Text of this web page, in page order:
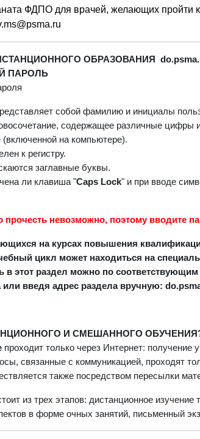
ФДПО для врачей, желающих пройти
ОБРАЗОВАНИЯ do.psma.
ПАРОЛЬ
собой фамилию и инициалы
содержащее различные цифры
(включенной на компьютере).
к регистру.
заглавные буквы.
ли клавиша "Caps Lock" и при вводе
прочесть невозможно, поэтому
на курсах повышения
цикл может находиться на
этот раздел можно по
или введя адрес раздела вручную:
И СМЕШАННОГО
проходит только через Интернет: получение
связанные с коммуникацией, проходят
также посредством пересылки
из трех этапов: дистанционное изучение
в форме очных занятий, письменный